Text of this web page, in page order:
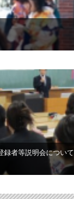
者等説明会について